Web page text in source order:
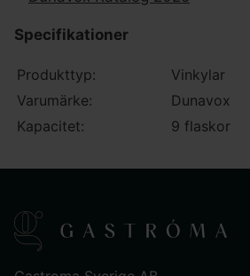
Specifikationer
Produkttyp:
Vinkylar
Varumärke:
Dunavox
Kapacitet:
9 flaskor